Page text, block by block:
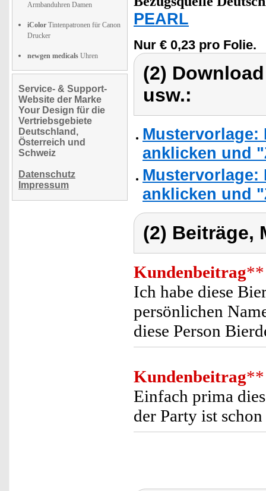
Armbanduhren Damen
iColor Tintenpatronen für Canon
Drucker
newgen medicals Uhren
Service- & Support-
Website der Marke
Your Design für die
Vertriebsgebiete
Deutschland,
Österreich und
Schweiz
Datenschutz
Impressum
PEARL
Nur € 0,23 pro Folie.
(2)
usw.:
Mustervorlage:
anklicken und
Mustervorlage:
anklicken und
(2) Beiträge,
Kundenbeitrag**
Ich habe diese
persönlichen
diese Person
Kundenbeitrag**
Einfach prima
der Party ist